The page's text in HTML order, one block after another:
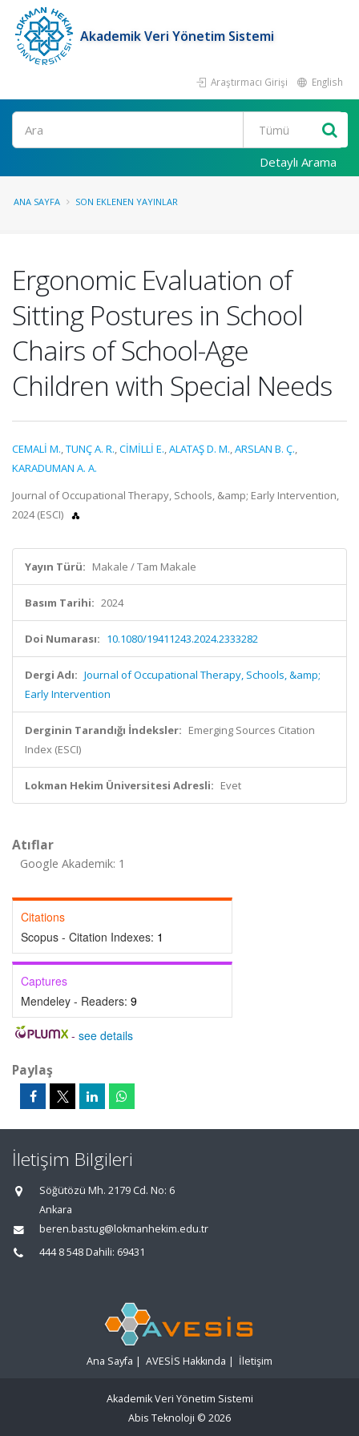
Akademik Veri Yönetim Sistemi
Araştırmacı Girişi English
Ara
Detaylı Arama
ANA SAYFA SON EKLENEN YAYINLAR
Ergonomic Evaluation of
Sitting Postures in School
Chairs of School-Age
Children with Special Needs
CEMALİ M.,TUNÇ A. R.,CİMİLLİ E.,ALATAŞ D. M.,ARSLAN B. Ç.,
KARADUMAN A. A.
Journal of Occupational Therapy, Schools, &amp; Early Intervention,
2024 (ESCI)
Yayın Türü: Makale / Tam Makale
Basım Tarihi: 2024
Doi Numarası: 10.1080/19411243.2024.2333282
Dergi Adı: Journal of Occupational Therapy, Schools, &amp;
Early Intervention
Derginin Tarandığı İndeksler: Emerging Sources Citation
Index (ESCI)
Lokman Hekim Üniversitesi Adresli: Evet
Atıflar
Google Akademik: 1
Citations
Scopus - Citation Indexes: 1
Captures
Mendeley - Readers: 9
- see details
Paylaş
İletişim Bilgileri
Söğütözü Mh. 2179 Cd. No: 6
Ankara
beren.bastug@lokmanhekim.edu.tr
444 8 548 Dahili: 69431
Ana Sayfa | AVESİS Hakkında | İletişim
Akademik Veri Yönetim Sistemi
Abis Teknoloji © 2026